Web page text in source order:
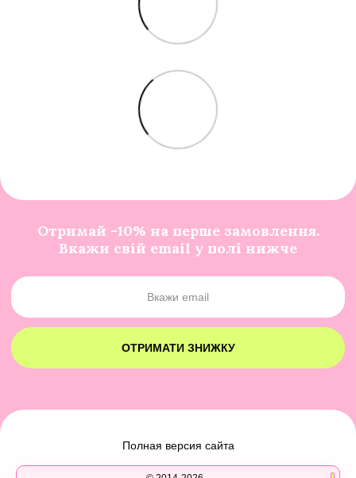
Отримай -10% на перше замовлення.
Вкажи свій email у полі нижче
ОТРИМАТИ ЗНИЖКУ
Полная версия сайта